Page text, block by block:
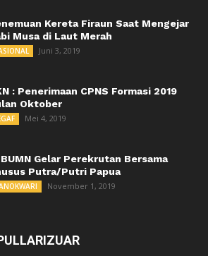
Kereta Firaun Saat Mengejar
Musa di Laut Merah
Juni 3, 2019
: Penerimaan CPNS Formasi 2019
Oktober
Mei 4, 2019
BUMN Gelar Perekrutan Bersama
Putra/Putri Papua
November 1, 2019